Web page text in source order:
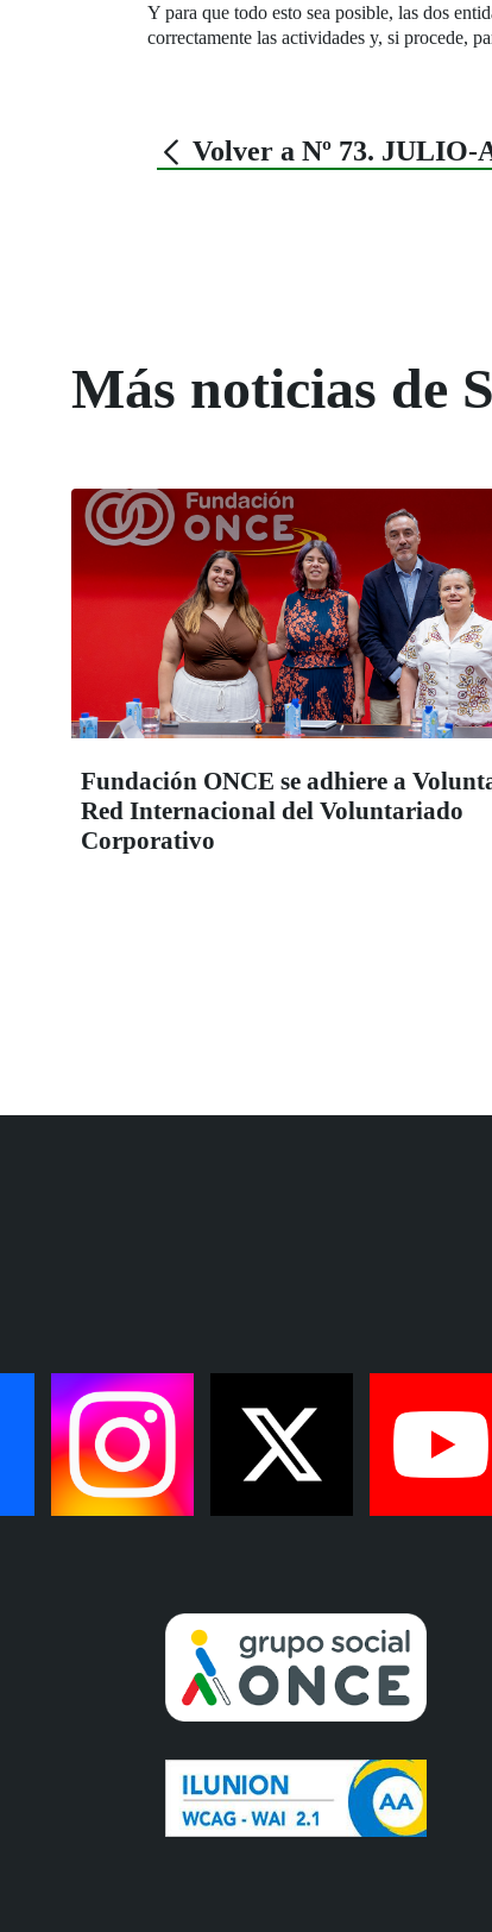
Y para que todo esto sea posible, las dos
correctamente las actividades y, si procede,
Volver a Nº 73. JULIO-
Más noticias de
Fundación ONCE se adhiere a
Red Internacional del Voluntariado
Corporativo